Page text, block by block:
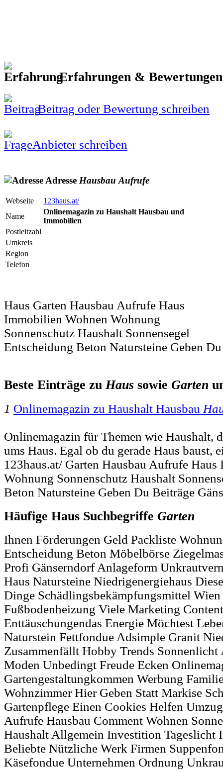
Erfahrungen &
Beitrag oder Bewertung schreiben
Anbieter schreiben
Adresse Hausbau Aufrufe
Webseite
123haus.at/
Name
Onlinemagazin zu Haushalt Hausbau und
Immobilien
Postleitzahl
Umkreis
Region
Telefon
Haus Garten Hausbau Aufrufe Haus
Immobilien Wohnen Wohnung
Sonnenschutz Haushalt Sonnensegel
Entscheidung Beton Natursteine Geben
Beste Einträge zuHaus sowie Garten
1 Onlinemagazin zu Haushalt Hausbau
Onlinemagazin für Themen wie Haushalt,
ums Haus. Egal ob du gerade Haus baust,
123haus.at/ Garten Hausbau Aufrufe
Wohnung Sonnenschutz Haushalt
Beton Natursteine Geben Du Beiträge
Häufige Haus Suchbegriffe Garten
Ihnen Förderungen Geld Packliste
Entscheidung Beton Möbelbörse
Profi Gänserndorf Anlageform
Haus Natursteine Niedrigenergiehaus
Dinge Schädlingsbekämpfungsmittel
Fußbodenheizung Viele Marketing
Enttäuschungendas Energie Möchtest
Naturstein Fettfondue Adsimple Granit
Zusammenfällt Hobby Trends Sonnenlicht
Moden Unbedingt Freude Ecken
Gartengestaltungkommen Werbung
Wohnzimmer Hier Geben Statt Markise
Gartenpflege Einen Cookies Helfen
Aufrufe Hausbau Comment Wohnen
Haushalt Allgemein Investition Tageslicht
Beliebte Nützliche Werk Firmen
Käsefondue Unternehmen Ordnung